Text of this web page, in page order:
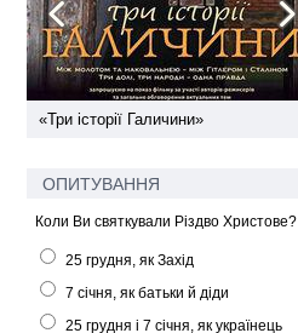
«Три історії Галичини»
ОПИТУВАННЯ
Коли Ви святкували Різдво Христове?
25 грудня, як Захід
7 січня, як батьки й діди
25 грудня і 7 січня, як українець